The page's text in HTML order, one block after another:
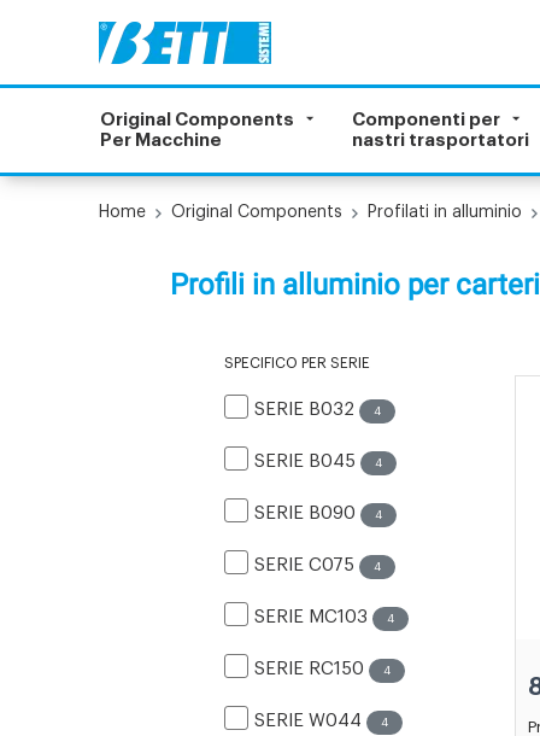
Original Components
Per Macchine
Componenti per
nastri trasportatori
Home Original Components Profilati in alluminio
Profili in alluminio per
SPECIFICO PER SERIE
SERIE B032 4
SERIE B045 4
SERIE B090 4
SERIE C075 4
SERIE MC103 4
SERIE RC150 4
SERIE W044 4